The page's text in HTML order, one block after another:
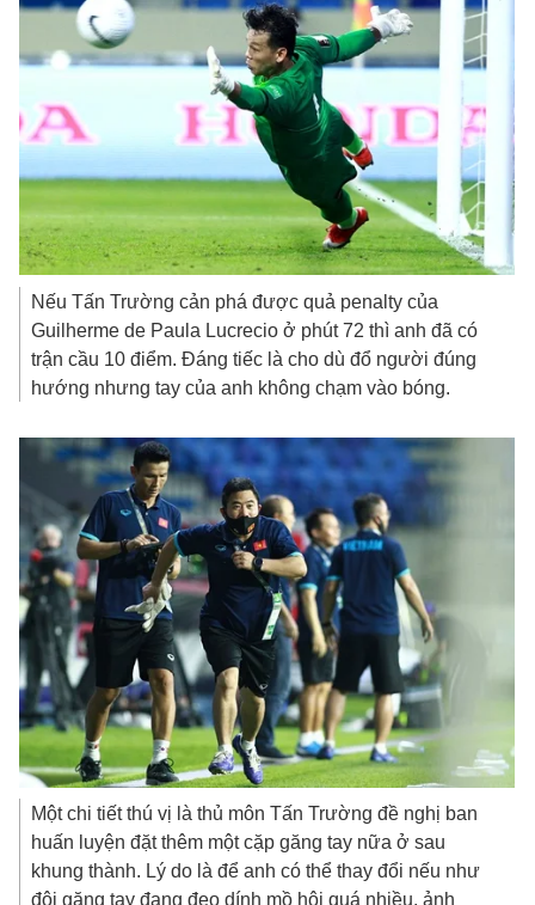
Nếu Tấn Trường cản phá được quả penalty của
Guilherme de Paula Lucrecio ở phút 72 thì anh đã có
trận cầu 10 điểm. Đáng tiếc là cho dù đổ người đúng
hướng nhưng tay của anh không chạm vào bóng.
Một chi tiết thú vị là thủ môn Tấn Trường đề nghị ban
huấn luyện đặt thêm một cặp găng tay nữa ở sau
khung thành. Lý do là để anh có thể thay đổi nếu như
đôi găng tay đang đeo dính mồ hôi quá nhiều, ảnh